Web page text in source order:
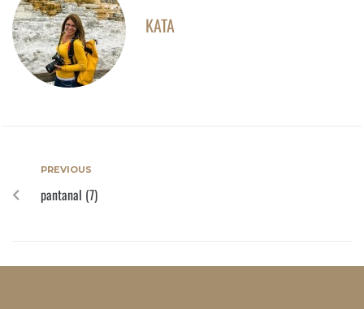
KATA
PREVIOUS
pantanal (7)